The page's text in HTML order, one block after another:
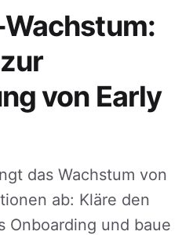
von Early
das Wachstum von
ab: Kläre den
Onboarding und baue